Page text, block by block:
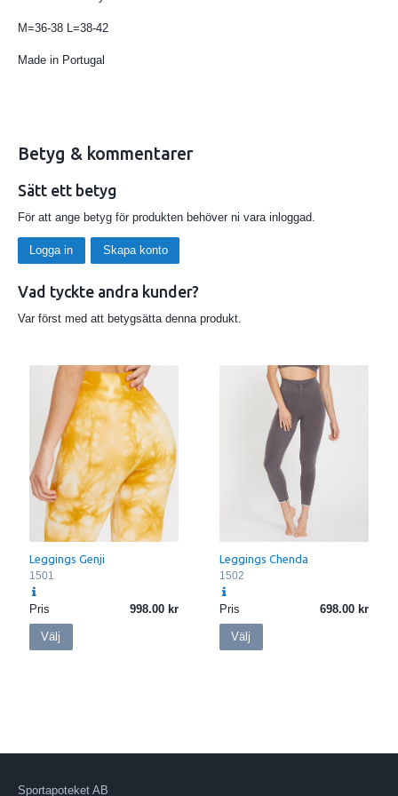
M=36-38 L=38-42
Made in Portugal
Betyg & kommentarer
Sätt ett betyg
För att ange betyg för produkten behöver ni vara inloggad.
Logga in Skapa konto
Vad tyckte andra kunder?
Var först med att betygsätta denna produkt.
Leggings Genji
1501
Pris 998.00
Välj
Leggings Chenda
1502
Pris 698.00
Välj
Sportapoteket AB